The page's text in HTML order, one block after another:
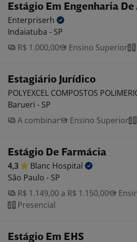
Estágio Em Engenharia
Enterpriserh
Indaiatuba - SP
R$ 1.000,00
Ensino Superior
Estagiário Jurídico
POLYEXCEL COMPOSTOS
Barueri - SP
A combinar
Ensino Superior
Estágio De Farmácia
4,3 Blanc Hospital
São Paulo - SP
R$ 1.149,00 a R$ 1.150,00
Presencial
Estágio Em EHS